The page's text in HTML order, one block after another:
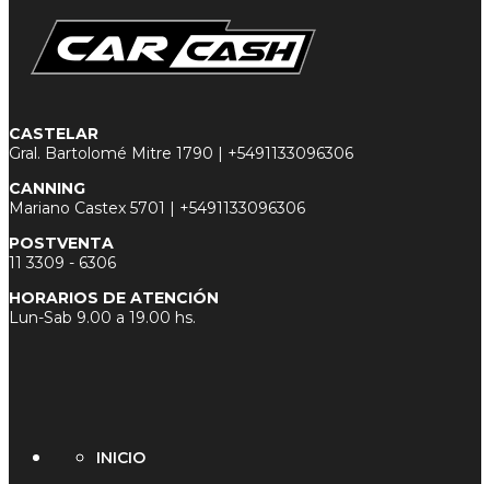
CASTELAR
Gral. Bartolomé Mitre 1790 | +5491133096306
CANNING
Mariano Castex 5701 | +5491133096306
POSTVENTA
11 3309 - 6306
HORARIOS DE ATENCIÓN
Lun-Sab 9.00 a 19.00 hs.
INICIO